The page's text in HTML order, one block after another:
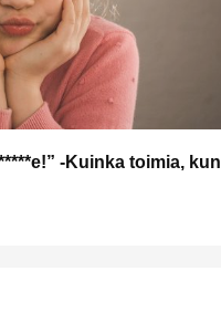
-Kuinka toimia, kun